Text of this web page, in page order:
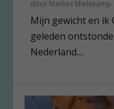
door Marlies Mielekamp
Mijn gewicht en ik
geleden
Nederland....